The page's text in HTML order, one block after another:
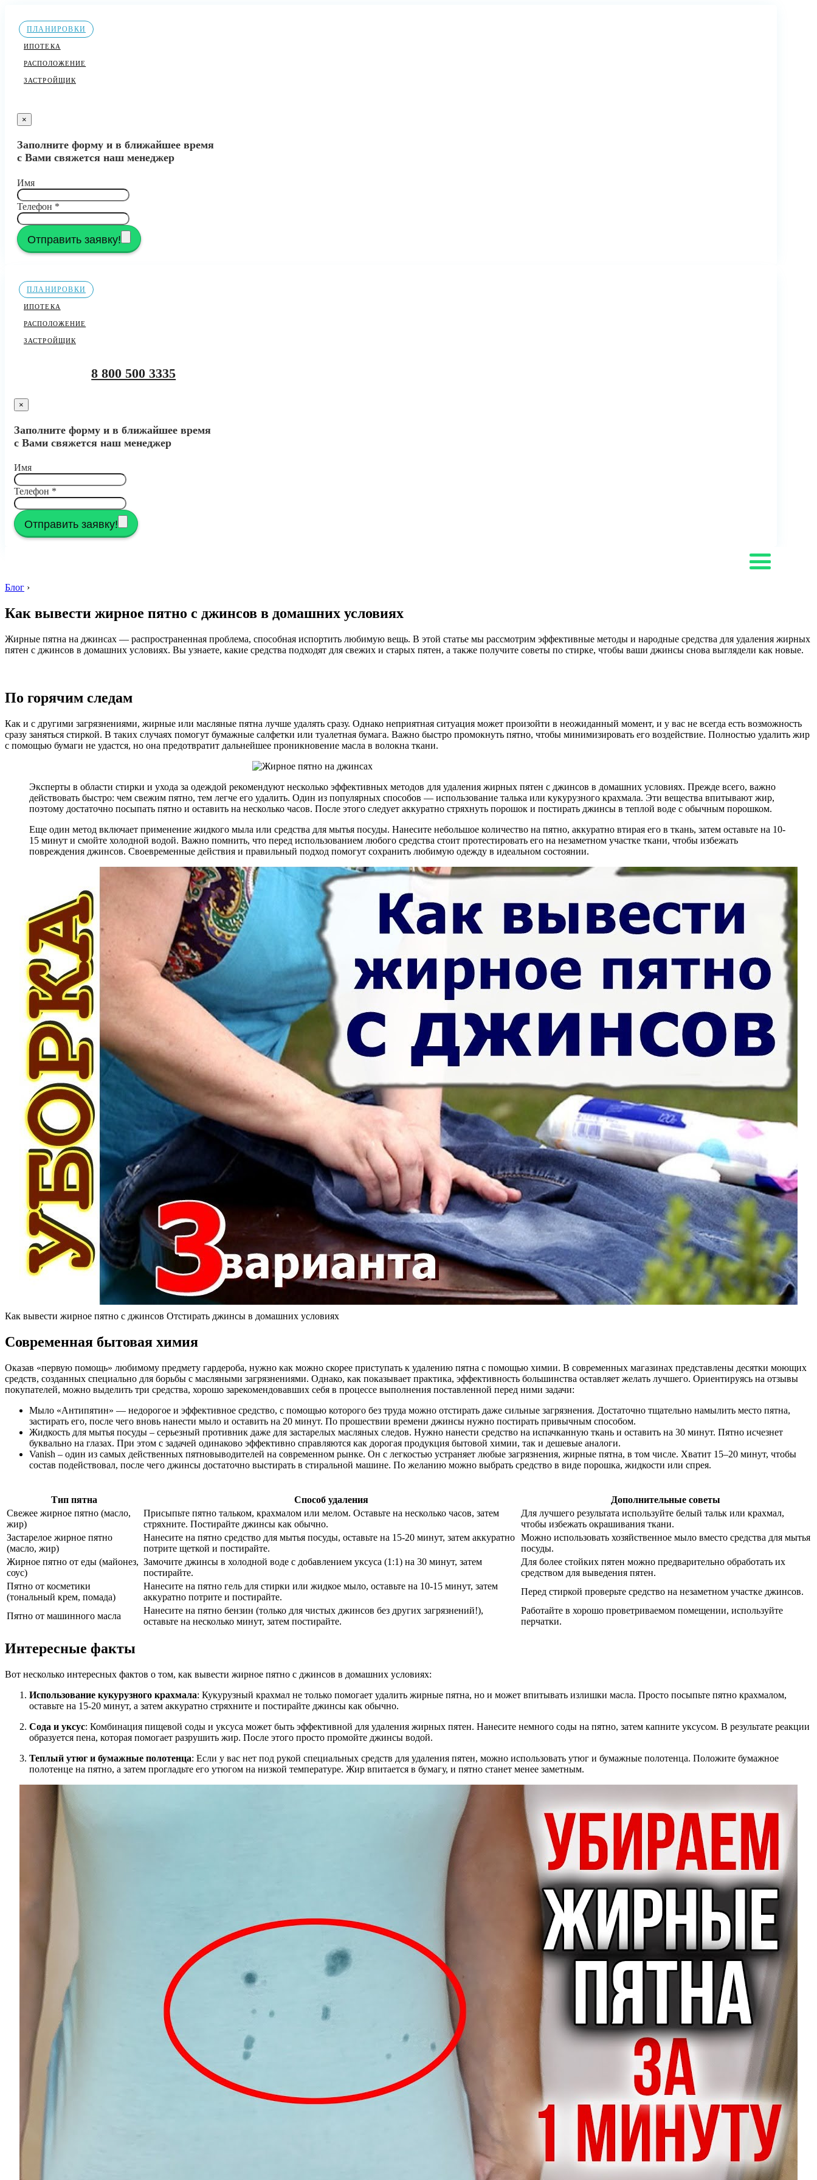
ПЛАНИРОВКИ
ИПОТЕКА
РАСПОЛОЖЕНИЕ
ЗАСТРОЙЩИК
×
Заполните форму и в ближайшее время
с Вами свяжется наш менеджер
Имя
Телефон *
Отправить заявку!
ПЛАНИРОВКИ
ИПОТЕКА
РАСПОЛОЖЕНИЕ
ЗАСТРОЙЩИК
8 800 500 3335
×
Заполните форму и в ближайшее время
с Вами свяжется наш менеджер
Имя
Телефон *
Отправить заявку!
Блог ›
Как вывести жирное пятно с джинсов в домашних условиях
Жирные пятна на джинсах — распространенная проблема, способная испортить любимую вещь. В этой статье мы рассмотрим эффективные методы и народные средства для удаления жирных
пятен с джинсов в домашних условиях. Вы узнаете, какие средства подходят для свежих и старых пятен, а также получите советы по стирке, чтобы ваши джинсы снова выглядели как новые.
По горячим следам
Как и с другими загрязнениями, жирные или масляные пятна лучше удалять сразу. Однако неприятная ситуация может произойти в неожиданный момент, и у вас не всегда есть возможность
сразу заняться стиркой. В таких случаях помогут бумажные салфетки или туалетная бумага. Важно быстро промокнуть пятно, чтобы минимизировать его воздействие. Полностью удалить жир
с помощью бумаги не удастся, но она предотвратит дальнейшее проникновение масла в волокна ткани.
Эксперты в области стирки и ухода за одеждой рекомендуют несколько эффективных методов для удаления жирных пятен с джинсов в домашних условиях. Прежде всего, важно
действовать быстро: чем свежим пятно, тем легче его удалить. Один из популярных способов — использование талька или кукурузного крахмала. Эти вещества впитывают жир,
поэтому достаточно посыпать пятно и оставить на несколько часов. После этого следует аккуратно стряхнуть порошок и постирать джинсы в теплой воде с обычным порошком.
Еще один метод включает применение жидкого мыла или средства для мытья посуды. Нанесите небольшое количество на пятно, аккуратно втирая его в ткань, затем оставьте на 10-
15 минут и смойте холодной водой. Важно помнить, что перед использованием любого средства стоит протестировать его на незаметном участке ткани, чтобы избежать
повреждения джинсов. Своевременные действия и правильный подход помогут сохранить любимую одежду в идеальном состоянии.
Как вывести жирное пятно с джинсов Отстирать джинсы в домашних условиях
Современная бытовая химия
Оказав «первую помощь» любимому предмету гардероба, нужно как можно скорее приступать к удалению пятна с помощью химии. В современных магазинах представлены десятки моющих
средств, созданных специально для борьбы с масляными загрязнениями. Однако, как показывает практика, эффективность большинства оставляет желать лучшего. Ориентируясь на отзывы
покупателей, можно выделить три средства, хорошо зарекомендовавших себя в процессе выполнения поставленной перед ними задачи:
Мыло «Антипятин» — недорогое и эффективное средство, с помощью которого без труда можно отстирать даже сильные загрязнения. Достаточно тщательно намылить место пятна,
застирать его, после чего вновь нанести мыло и оставить на 20 минут. По прошествии времени джинсы нужно постирать привычным способом.
Жидкость для мытья посуды – серьезный противник даже для застарелых масляных следов. Нужно нанести средство на испачканную ткань и оставить на 30 минут. Пятно исчезнет
буквально на глазах. При этом с задачей одинаково эффективно справляются как дорогая продукция бытовой химии, так и дешевые аналоги.
Vanish – один из самых действенных пятновыводителей на современном рынке. Он с легкостью устраняет любые загрязнения, жирные пятна, в том числе. Хватит 15–20 минут, чтобы
состав подействовал, после чего джинсы достаточно выстирать в стиральной машине. По желанию можно выбрать средство в виде порошка, жидкости или спрея.
Тип пятна Способ удаления
Дополнительные советы
Свежее жирное пятно (масло,
жир)
Присыпьте пятно тальком, крахмалом или мелом. Оставьте на несколько часов, затем
стряхните. Постирайте джинсы как обычно.
Для лучшего результата используйте белый тальк или крахмал,
чтобы избежать окрашивания ткани.
Застарелое жирное пятно
(масло, жир)
Нанесите на пятно средство для мытья посуды, оставьте на 15-20 минут, затем аккуратно
потрите щеткой и постирайте.
Можно использовать хозяйственное мыло вместо средства для мытья
посуды.
Жирное пятно от еды (майонез,
соус)
Замочите джинсы в холодной воде с добавлением уксуса (1:1) на 30 минут, затем
постирайте.
Для более стойких пятен можно предварительно обработать их
средством для выведения пятен.
Пятно от косметики
(тональный крем, помада)
Нанесите на пятно гель для стирки или жидкое мыло, оставьте на 10-15 минут, затем
аккуратно потрите и постирайте.
Перед стиркой проверьте средство на незаметном участке джинсов.
Пятно от машинного масла
Нанесите на пятно бензин (только для чистых джинсов без других загрязнений!),
оставьте на несколько минут, затем постирайте.
Работайте в хорошо проветриваемом помещении, используйте
перчатки.
Интересные факты
Вот несколько интересных фактов о том, как вывести жирное пятно с джинсов в домашних условиях:
Использование кукурузного крахмала: Кукурузный крахмал не только помогает удалить жирные пятна, но и может впитывать излишки масла. Просто посыпьте пятно крахмалом,
оставьте на 15-20 минут, а затем аккуратно стряхните и постирайте джинсы как обычно.
Сода и уксус: Комбинация пищевой соды и уксуса может быть эффективной для удаления жирных пятен. Нанесите немного соды на пятно, затем капните уксусом. В результате реакции
образуется пена, которая помогает разрушить жир. После этого просто промойте джинсы водой.
Теплый утюг и бумажные полотенца: Если у вас нет под рукой специальных средств для удаления пятен, можно использовать утюг и бумажные полотенца. Положите бумажное
полотенце на пятно, а затем прогладьте его утюгом на низкой температуре. Жир впитается в бумагу, и пятно станет менее заметным.